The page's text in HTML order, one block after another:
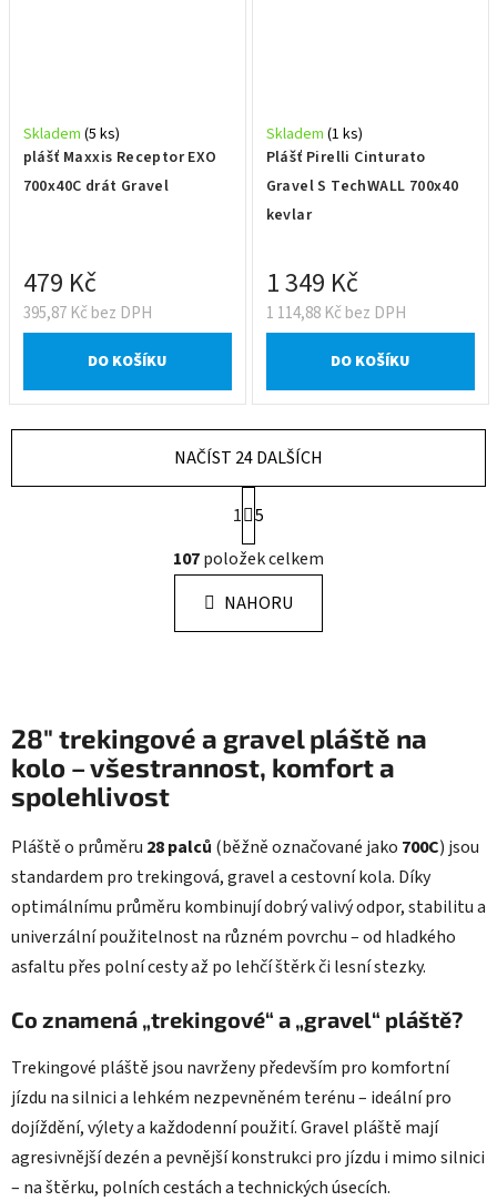
plášť Maxxis Receptor EXO
700x40C drát Gravel
Skladem (5 ks)
395,87 Kč bez DPH
479 Kč
DO KOŠÍKU
Plášť Pirelli Cinturato
Gravel S TechWALL 700x40
kevlar
Skladem (1 ks)
1 114,88 Kč bez DPH
1 349 Kč
DO KOŠÍKU
O
v
l
á
d
p
r
v
y
v
ý
p
i
s
u
NAČÍST 24 DALŠÍCH
S
t
r
á
n
k
1 5
107položek celkem
NAHORU
28" trekingové a gravel pláště na
kolo – všestrannost, komfort a
spolehlivost
Pláště o průměru 28 palců (běžně označované jako 700C) jsou
standardem pro trekingová, gravel a cestovní kola. Díky
optimálnímu průměru kombinují dobrý valivý odpor, stabilitu a
univerzální použitelnost na různém povrchu – od hladkého
asfaltu přes polní cesty až po lehčí štěrk či lesní stezky.
Co znamená „trekingové“ a „gravel“ pláště?
Trekingové pláště jsou navrženy především pro komfortní
jízdu na silnici a lehkém nezpevněném terénu – ideální pro
dojíždění, výlety a každodenní použití. Gravel pláště mají
agresivnější dezén a pevnější konstrukci pro jízdu i mimo silnici
– na štěrku, polních cestách a technických úsecích.